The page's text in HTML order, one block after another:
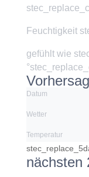
Feuchtigkeit
gefühlt wie
Datum
Wetter
Temperatur
nächsten